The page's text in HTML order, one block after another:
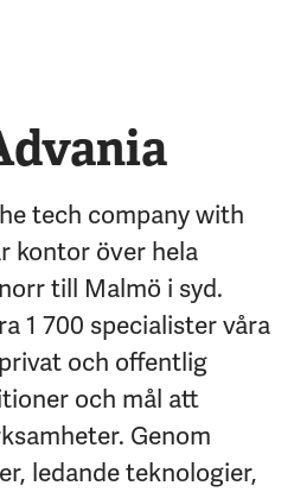
tech company with
kontor över hela
till Malmö i syd.
1 700 specialister våra
och offentlig
och mål att
Genom
ledande teknologier,